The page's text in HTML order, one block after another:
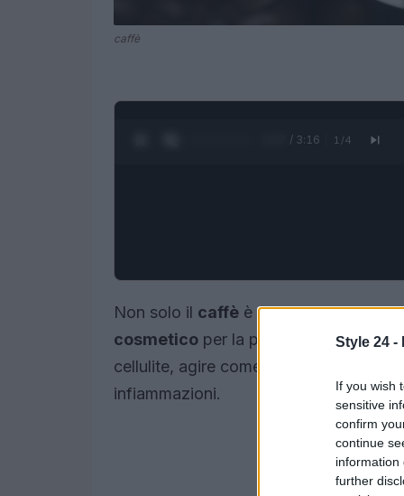
Style 24 -
If you wish
sensitive
confirm
continue
information
further
caffè
0:28 / 3:16 1 /4
Non solo il caffè è un’amata
cosmetico per la pelle grazie alle sue
cellulite, agire come un potente
infiammazioni.